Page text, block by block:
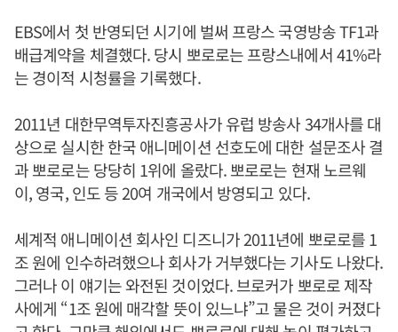
EBS에서 첫 반영되던 시기에 벌써 프랑스 국영방송 TF1과
배급계약을 체결했다. 당시 뽀로로는 프랑스내에서 41%라
는 경이적 시청률을 기록했다.
2011년 대한무역투자진흥공사가 유럽 방송사 34개사를 대
상으로 실시한 한국 애니메이션 선호도에 대한 설문조사 결
과 뽀로로는 당당히 1위에 올랐다. 뽀로로는 현재 노르웨
이, 영국, 인도 등 20여 개국에서 방영되고 있다.
세계적 애니메이션 회사인 디즈니가 2011년에 뽀로로를 1
조 원에 인수하려했으나 회사가 거부했다는 기사도 나왔다.
그러나 이 얘기는 와전된 것이었다. 브로커가 뽀로로 제작
사에게 “1조 원에 매각할 뜻이 있느냐”고 물은 것이 커졌다